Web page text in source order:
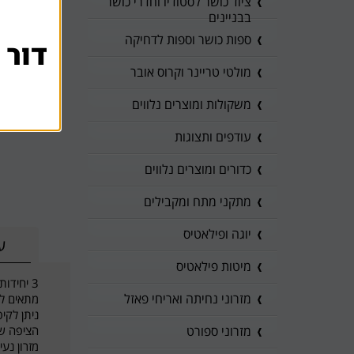
3 יחידות מזרני אימון רב תכליתי בעובי 4 ס''מ
מתאים
ניתן
הציפה
מזרון
בבניינים
ספות כושר וספות לדחיקה
מולטי טריינר וקרוס אובר
משקולות ומוצרים נלווים
עודפים ותצוגות
כדורים ומוצרים נלווים
מתקני מתח ומקבילים
יוגה ופילאטיס
מיטות פילאטיס
מזרוני נחיתה ואריחי פאזל
מזרוני ספורט